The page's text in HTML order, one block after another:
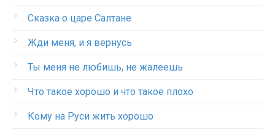
Сказка о царе Салтане
Жди меня, и я вернусь
Ты меня не любишь, не жалеешь
Что такое хорошо и что такое плохо
Кому на Руси жить хорошо